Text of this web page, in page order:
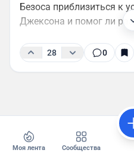
Безоса приблизиться к
Джексона и помог ли
28 0
Моя лента Сообщества